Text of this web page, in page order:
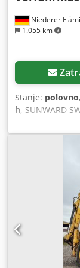
Niederer
1.055 km
Stanje: polovno
h, SUNWARD
radna sata
t Motor:
Snaga: 13,4
brzine vožnje
ogradku)
Ventil za
proporcionalni
2x dodatna
1x brza
kopije imaju
prevrtanja